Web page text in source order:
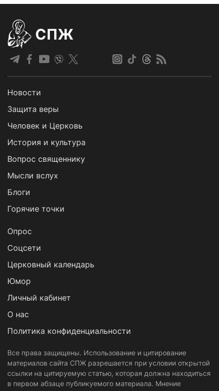
СПЖ
Новости
Защита веры
Человек и Церковь
История и культура
Вопрос священнику
Мысли вслух
Блоги
Горячие точки
Опрос
Cоцсети
Церковный календарь
Юмор
Личный кабинет
О нас
Политика конфиденциальности
Все права защищены. Использование и цитирование
материалов сайта СПЖ разрешается при условии открытой
ссылки на цитируемую статью, которая должна находиться
в первом абзаце публикуемого материала. Мнение